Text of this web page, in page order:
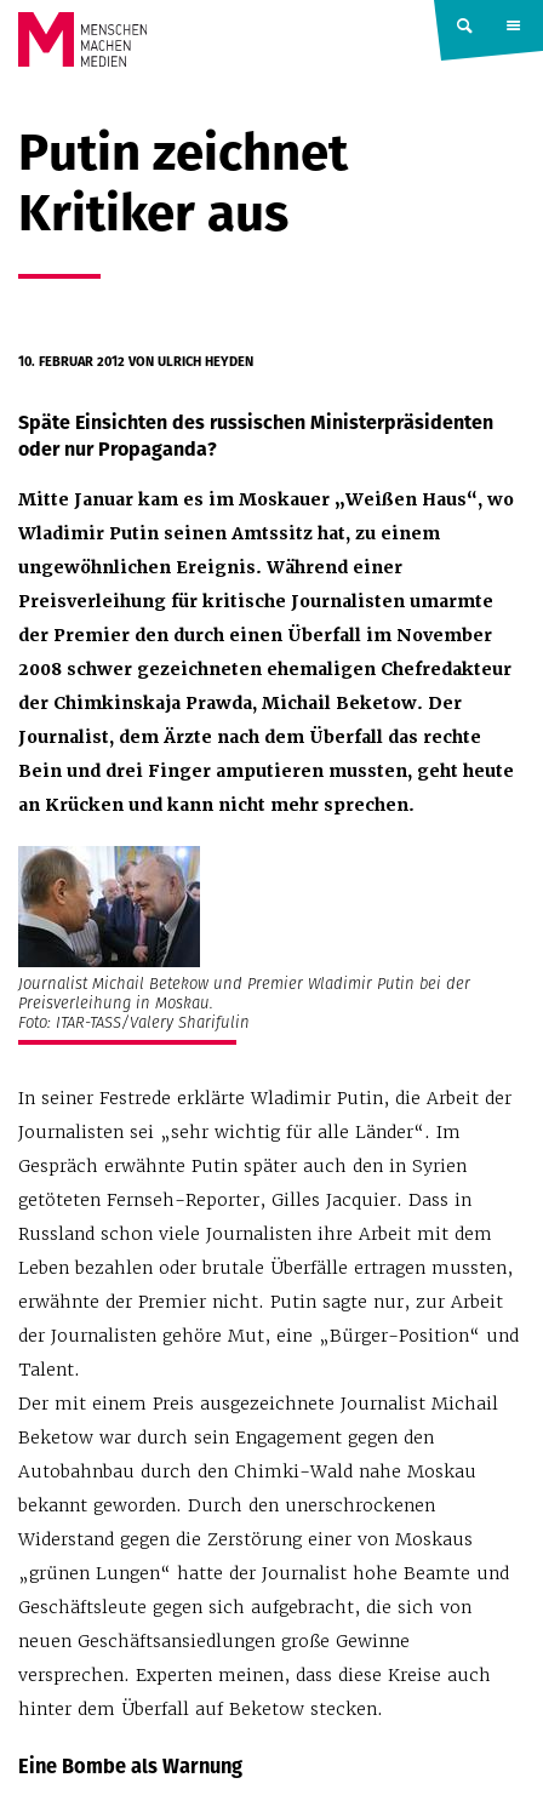
Springe zum Inhalt
MACHEN
MEDIEN
Putin zeichnet
Kritiker aus
10. FEBRUAR 2012VON ULRICH HEYDEN
Späte Einsichten des russischen Ministerpräsidenten
oder nur Propaganda?
Mitte Januar kam es im Moskauer „Weißen Haus“, wo
Wladimir Putin seinen Amtssitz hat, zu einem
ungewöhnlichen Ereignis. Während einer
Preisverleihung für kritische Journalisten umarmte
der Premier den durch einen Überfall im November
2008 schwer gezeichneten ehemaligen Chefredakteur
der Chimkinskaja Prawda, Michail Beketow. Der
Journalist, dem Ärzte nach dem Überfall das rechte
Bein und drei Finger amputieren mussten, geht heute
an Krücken und kann nicht mehr sprechen.
Journalist Michail Betekow und Premier Wladimir Putin bei der
Preisverleihung in Moskau.
Foto: ITAR-TASS/Valery Sharifulin
In seiner Festrede erklärte Wladimir Putin, die Arbeit der
Journalisten sei „sehr wichtig für alle Länder“. Im
Gespräch erwähnte Putin später auch den in Syrien
getöteten Fernseh-Reporter, Gilles Jacquier. Dass in
Russland schon viele Journalisten ihre Arbeit mit dem
Leben bezahlen oder brutale Überfälle ertragen mussten,
erwähnte der Premier nicht. Putin sagte nur, zur Arbeit
der Journalisten gehöre Mut, eine „Bürger-Position“ und
Talent.
Der mit einem Preis ausgezeichnete Journalist Michail
Beketow war durch sein Engagement gegen den
Autobahnbau durch den Chimki-Wald nahe Moskau
bekannt geworden. Durch den unerschrockenen
Widerstand gegen die Zerstörung einer von Moskaus
„grünen Lungen“ hatte der Journalist hohe Beamte und
Geschäftsleute gegen sich aufgebracht, die sich von
neuen Geschäftsansiedlungen große Gewinne
versprechen. Experten meinen, dass diese Kreise auch
hinter dem Überfall auf Beketow stecken.
Eine Bombe als Warnung